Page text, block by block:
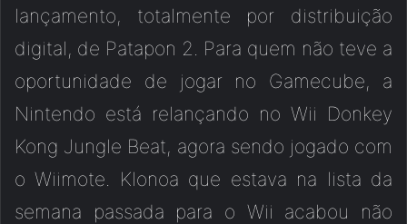
lançamento, totalmente por distribuição
digital, de Patapon 2. Para quem não teve a
oportunidade de jogar no Gamecube, a
Nintendo está relançando no Wii Donkey
Kong Jungle Beat, agora sendo jogado com
o Wiimote. Klonoa que estava na lista da
semana passada para o Wii acabou não